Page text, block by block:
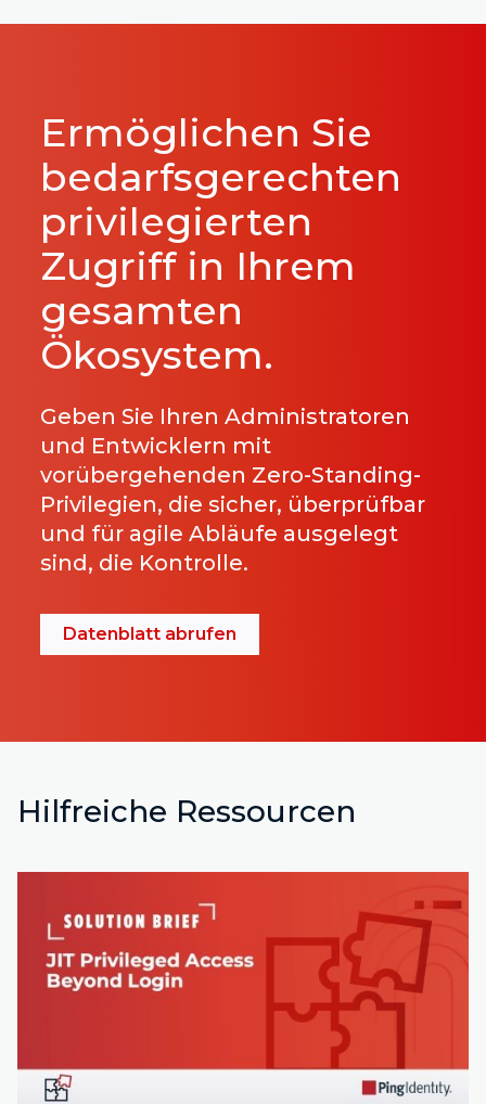
Ermöglichen Sie
bedarfsgerechten
privilegierten
Zugriff in Ihrem
gesamten
Ökosystem.
Geben Sie Ihren Administratoren
und Entwicklern mit
vorübergehenden Zero-Standing-
Privilegien, die sicher, überprüfbar
und für agile Abläufe ausgelegt
sind, die Kontrolle.
Datenblatt abrufen
Hilfreiche Ressourcen